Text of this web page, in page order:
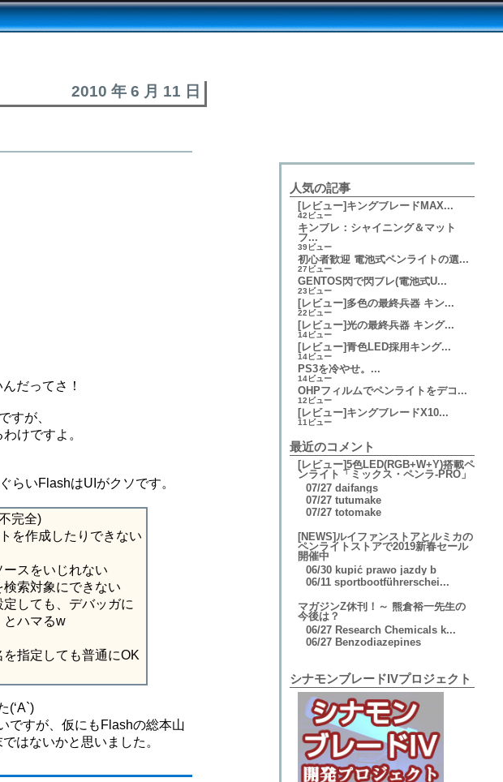
2010 年 6 月 11 日
だってさ！
すが、
けですよ。
らいFlashはUIがクソです。
完全)
を作成したりできない
スをいじれない
索対象にできない
しても、デバッガに
とハマるw
指定しても普通にOK
(‘A`)
ですが、仮にもFlashの総本山
はないかと思いました。
人気の記事
[レビュー]キングブレードMAX...
42ビュー
キンブレ：シャイニング＆マット
フ...
39ビュー
初心者歓迎 電池式ペンライトの選...
27ビュー
GENTOS閃で閃ブレ(電池式U...
23ビュー
[レビュー]多色の最終兵器 キン...
22ビュー
[レビュー]光の最終兵器 キング...
14ビュー
[レビュー]青色LED採用キング...
14ビュー
PS3を冷やせ。...
14ビュー
OHPフィルムでペンライトをデコ...
12ビュー
[レビュー]キングブレードX10...
11ビュー
最近のコメント
[レビュー]5色LED(RGB+W+Y)搭載ペ
ンライト「ミックス・ペンラ-PRO」
07/27 daifangs
07/27 tutumake
07/27 totomake
[NEWS]ルイファンストアとルミカの
ペンライトストアで2019新春セール
開催中
06/30 kupić prawo jazdy b
06/11 sportbootführerschei...
マガジンZ休刊！～ 熊倉裕一先生の
今後は？
06/27 Research Chemicals k...
06/27 Benzodiazepines
シナモンブレードIVプロジェクト